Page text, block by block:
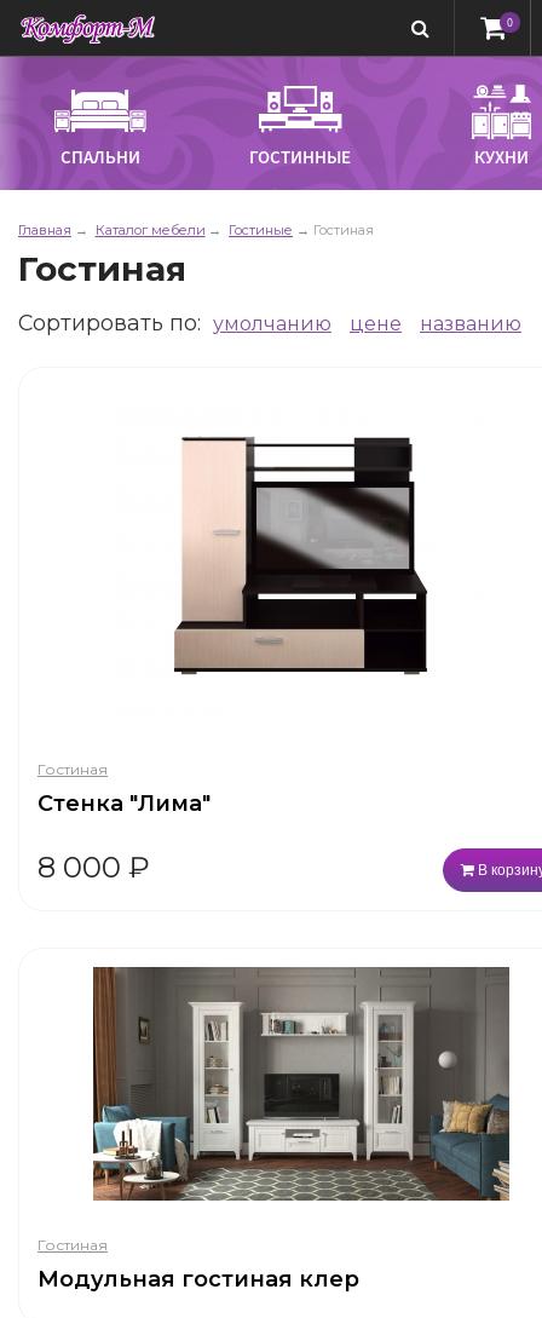
0
СПАЛЬНИ ГОСТИННЫЕ КУХНИ
Главная Каталог мебели Гостиные Гостиная
Гостиная
Сортировать по: умолчанию цене названию
Гостиная
Стенка "Лима"
8 000 ₽ В
Гостиная
Модульная гостиная клер